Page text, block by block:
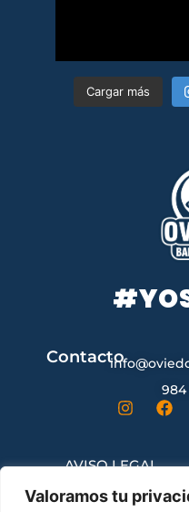
Valoramos tu
Cargar más
Contacto
984
AVISO LEGAL